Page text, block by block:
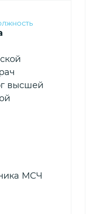
высшей
МСЧ